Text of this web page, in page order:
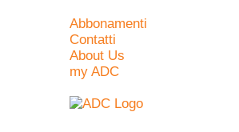
Abbonamenti
Contatti
About Us
my ADC